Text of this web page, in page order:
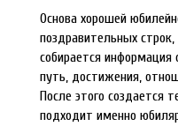
Основа хорошей
поздравительных
собирается информация
путь, достижения,
После этого создается
подходит именно